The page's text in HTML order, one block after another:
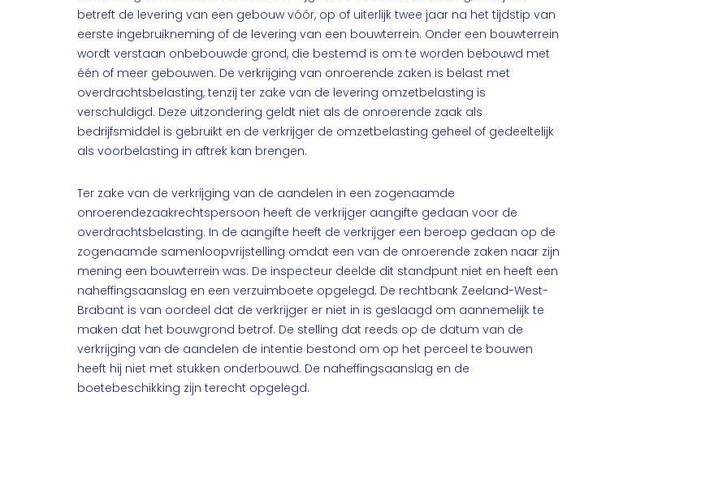
betreft de levering van een gebouw vóór, op of uiterlijk twee jaar na het tijdstip van
eerste ingebruikneming of de levering van een bouwterrein. Onder een bouwterrein
wordt verstaan onbebouwde grond, die bestemd is om te worden bebouwd met
één of meer gebouwen. De verkrijging van onroerende zaken is belast met
overdrachtsbelasting, tenzij ter zake van de levering omzetbelasting is
verschuldigd. Deze uitzondering geldt niet als de onroerende zaak als
bedrijfsmiddel is gebruikt en de verkrijger de omzetbelasting geheel of gedeeltelijk
als voorbelasting in aftrek kan brengen.
Ter zake van de verkrijging van de aandelen in een zogenaamde
onroerendezaakrechtspersoon heeft de verkrijger aangifte gedaan voor de
overdrachtsbelasting. In de aangifte heeft de verkrijger een beroep gedaan op de
zogenaamde samenloopvrijstelling omdat een van de onroerende zaken naar zijn
mening een bouwterrein was. De inspecteur deelde dit standpunt niet en heeft een
naheffingsaanslag en een verzuimboete opgelegd. De rechtbank Zeeland-West-
Brabant is van oordeel dat de verkrijger er niet in is geslaagd om aannemelijk te
maken dat het bouwgrond betrof. De stelling dat reeds op de datum van de
verkrijging van de aandelen de intentie bestond om op het perceel te bouwen
heeft hij niet met stukken onderbouwd. De naheffingsaanslag en de
boetebeschikking zijn terecht opgelegd.